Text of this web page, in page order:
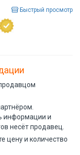
Быстрый просмотр
информации и
несёт продавец.
цену и количество